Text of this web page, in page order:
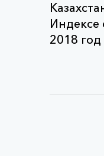
Индексе
2018 год